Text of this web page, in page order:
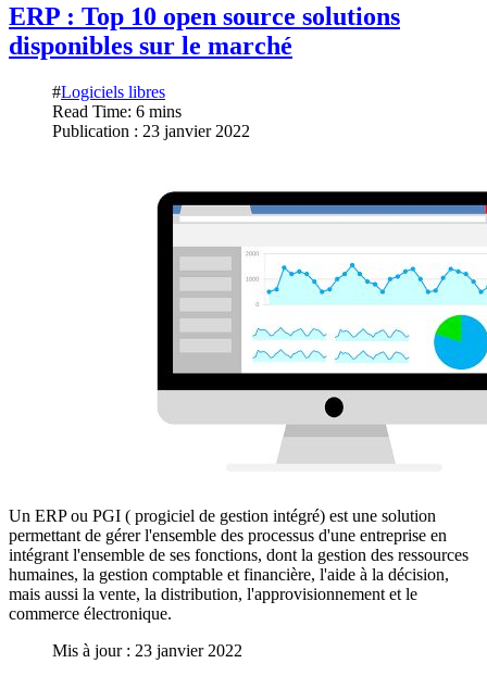
ERP : Top 10 open source solutions
disponibles sur le marché
#Logiciels libres
Read Time: 6 mins
Publication : 23 janvier 2022
Un ERP ou PGI ( progiciel de gestion intégré) est une solution
permettant de gérer l'ensemble des processus d'une entreprise en
intégrant l'ensemble de ses fonctions, dont la gestion des ressources
humaines, la gestion comptable et financière, l'aide à la décision,
mais aussi la vente, la distribution, l'approvisionnement et le
commerce électronique.
Mis à jour : 23 janvier 2022